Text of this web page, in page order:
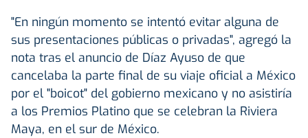
"En ningún momento se intentó evitar alguna de
sus presentaciones públicas o privadas", agregó la
nota tras el anuncio de Díaz Ayuso de que
cancelaba la parte final de su viaje oficial a México
por el "boicot" del gobierno mexicano y no asistiría
a los Premios Platino que se celebran la Riviera
Maya, en el sur de México.